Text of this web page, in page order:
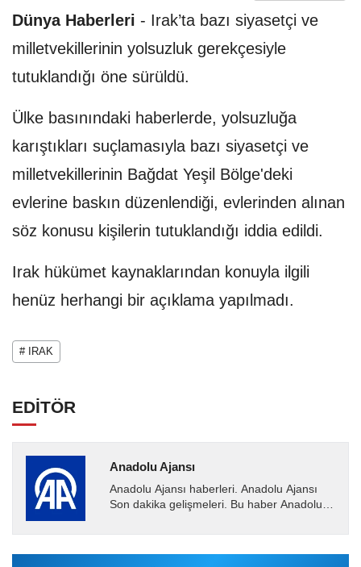
Dünya Haberleri - Irak’ta bazı siyasetçi ve
milletvekillerinin yolsuzluk gerekçesiyle
tutuklandığı öne sürüldü.
Ülke basınındaki haberlerde, yolsuzluğa
karıştıkları suçlamasıyla bazı siyasetçi ve
milletvekillerinin Bağdat Yeşil Bölge'deki
evlerine baskın düzenlendiği, evlerinden alınan
söz konusu kişilerin tutuklandığı iddia edildi.
Irak hükümet kaynaklarından konuyla ilgili
henüz herhangi bir açıklama yapılmadı.
# IRAK
EDİTÖR
Anadolu Ajansı
Anadolu Ajansı haberleri. Anadolu Ajansı
Son dakika gelişmeleri. Bu haber Anadolu
Ajansı tarafından...